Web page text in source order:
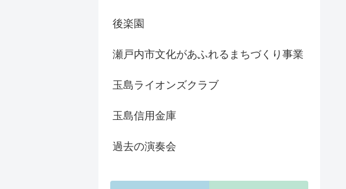
後楽園
瀬戸内市文化があふれるまちづくり事業
玉島ライオンズクラブ
玉島信用金庫
過去の演奏会